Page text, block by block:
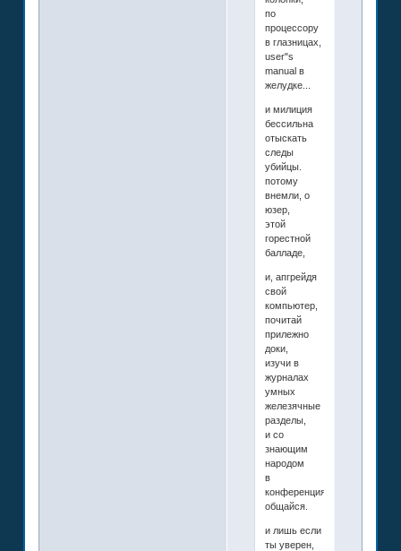
по
процессору
в глазницах,
user"s
manual в
желудке...
и милиция
бессильна
отыскать
следы
убийцы.
потому
внемли, о
юзер,
этой
горестной
балладе,
и, апгрейдя
свой
компьютер,
почитай
прилежно
доки,
изучи в
журналах
умных
железячные
разделы,
и со
знающим
народом
в
конференциях
общайся.
и лишь если
ты уверен,